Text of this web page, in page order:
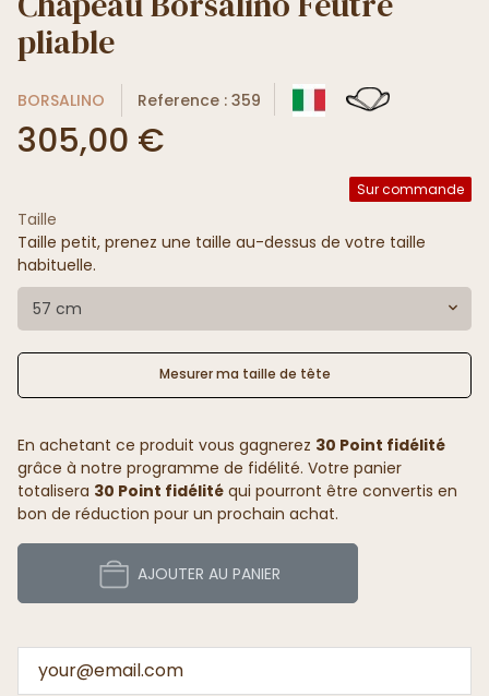
pliable
BORSALINO Reference : 359
305,00 €
Sur commande
Taille
Taille petit, prenez une taille au-dessus de votre taille
habituelle.
57 cm
Mesurer ma taille de tête
En achetant ce produit vous gagnerez 30 Point fidélité
grâce à notre programme de fidélité. Votre panier
totalisera 30 Point fidélité qui pourront être convertis en
bon de réduction pour un prochain achat.
AJOUTER AU PANIER